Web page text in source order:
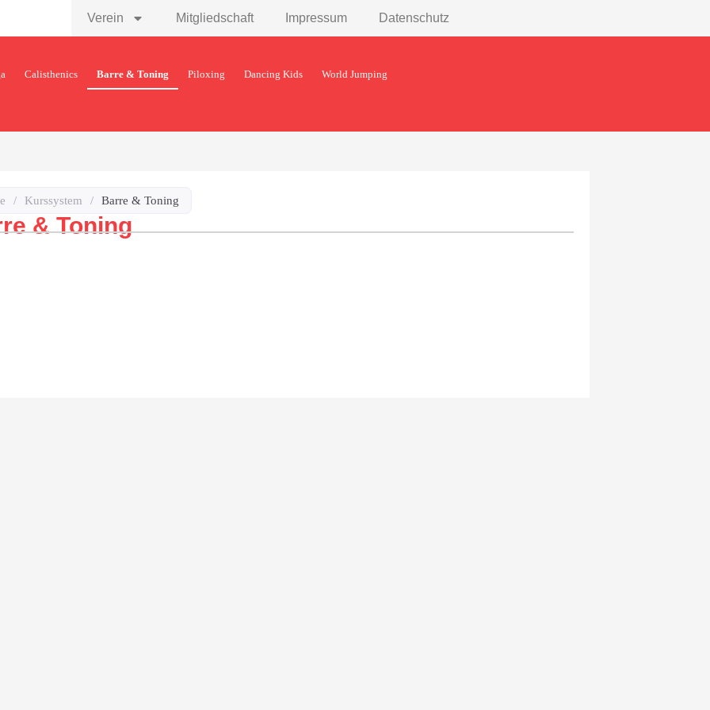
Verein Mitgliedschaft Impressum Datenschutz
Calisthenics Barre & Toning Piloxing Dancing Kids World Jumping
/ Kurssystem / Barre & Toning
& Toning